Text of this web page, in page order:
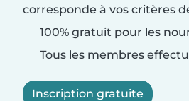
corresponde à vos critères
100% gratuit pour les
Tous les membres
Inscription gratuite